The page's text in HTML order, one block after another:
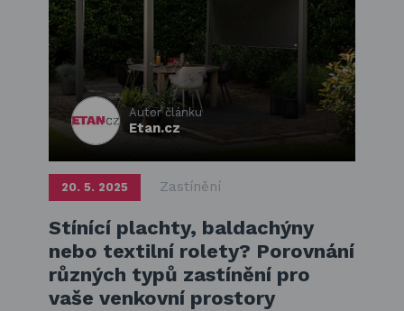
Autor článku
Etan.cz
20. 5. 2025 Zastínění
Stínící plachty, baldachýny
nebo textilní rolety? Porovnání
různých typů zastínění pro
vaše venkovní prostory